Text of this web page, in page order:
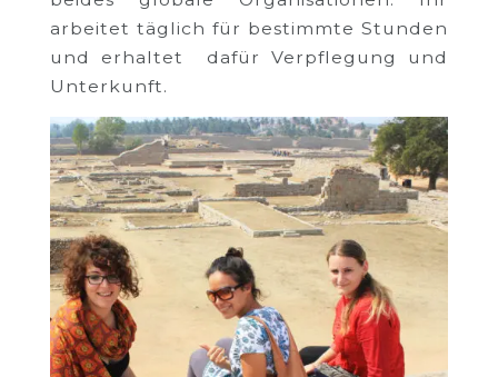
arbeitet täglich für bestimmte Stunden
und erhaltet dafür Verpflegung und
Unterkunft.